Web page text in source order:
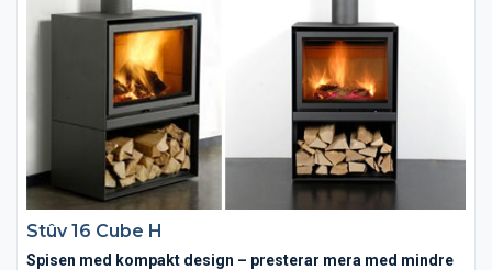
Stûv 16 Cube H
Spisen med kompakt design – presterar mera med mindre